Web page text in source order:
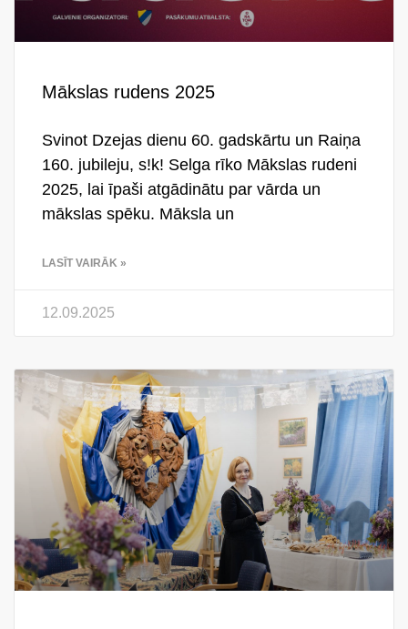
Mākslas rudens 2025
Svinot Dzejas dienu 60. gadskārtu un Raiņa
160. jubileju, s!k! Selga rīko Mākslas rudeni
2025, lai īpaši atgādinātu par vārda un
mākslas spēku. Māksla un
LASĪT VAIRĀK »
12.09.2025